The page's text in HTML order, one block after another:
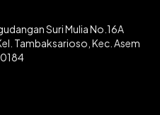
Suri Mulia No.16A
Tambaksarioso, Kec. Asem